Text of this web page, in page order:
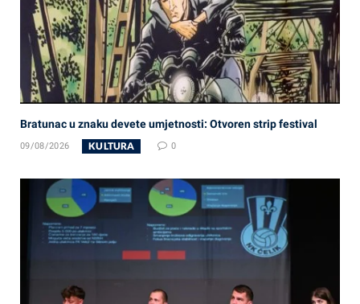
Bratunac u znaku devete umjetnosti: Otvoren strip festival
09/08/2026 KULTURA 0